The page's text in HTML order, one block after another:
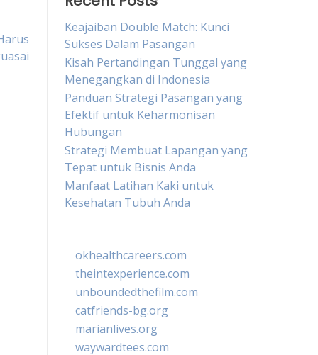
Keajaiban Double Match: Kunci
Sukses Dalam Pasangan
Kisah Pertandingan Tunggal yang
Menegangkan di Indonesia
Panduan Strategi Pasangan yang
Efektif untuk Keharmonisan
Hubungan
Strategi Membuat Lapangan yang
Tepat untuk Bisnis Anda
Manfaat Latihan Kaki untuk
Kesehatan Tubuh Anda
okhealthcareers.com
theintexperience.com
unboundedthefilm.com
catfriends-bg.org
marianlives.org
waywardtees.com